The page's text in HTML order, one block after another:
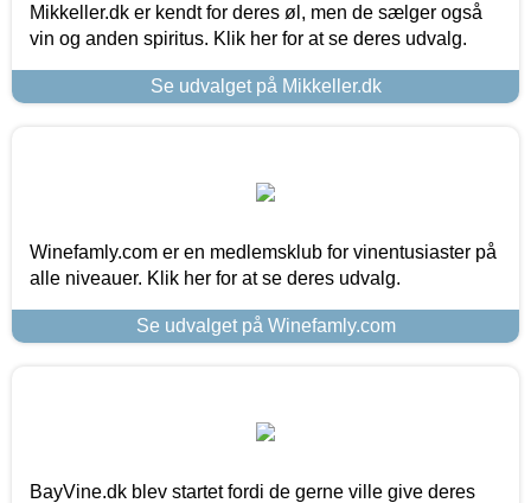
Mikkeller.dk er kendt for deres øl, men de sælger også
vin og anden spiritus. Klik her for at se deres udvalg.
Se udvalget på Mikkeller.dk
Winefamly.com er en medlemsklub for vinentusiaster på
alle niveauer. Klik her for at se deres udvalg.
Se udvalget på Winefamly.com
BayVine.dk blev startet fordi de gerne ville give deres